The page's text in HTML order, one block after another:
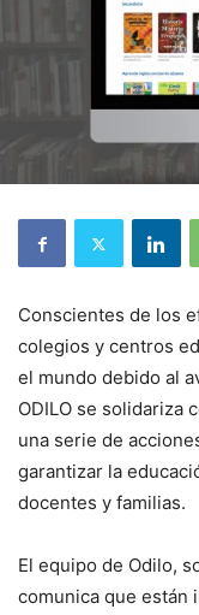
Conscientes de los
colegios y centros
el mundo debido al
ODILO se solidariza
una serie de
garantizar la
docentes y familias.
El equipo de Odilo,
comunica que están